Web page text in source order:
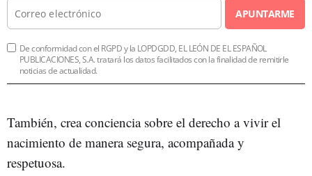
APUNTARME
De conformidad con el RGPD y la LOPDGDD, EL LEÓN DE EL ESPAÑOL
PUBLICACIONES, S.A. tratará los datos facilitados con la finalidad de remitirle
noticias de actualidad.
También, crea conciencia sobre el derecho a vivir el
nacimiento de manera segura, acompañada y
respetuosa.